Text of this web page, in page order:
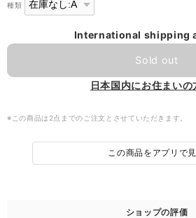
種類
International shipping
Sold out
日本国内にお住まいの
※この商品は2点までのご注文とさせていただきます。
この商品をアプリで
ショップの評価